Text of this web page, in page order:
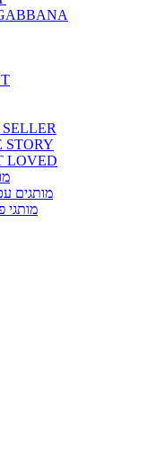
STORY
LOVED
מותגים
מותגי